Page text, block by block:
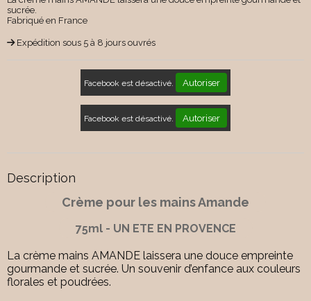
sucrée.
Fabriqué en France
Expédition sous 5 à 8 jours ouvrés
Facebook est désactivé. Autoriser
Facebook est désactivé. Autoriser
Description
Crème pour les mains Amande
75ml - UN ETE EN PROVENCE
La crème mains AMANDE laissera une douce empreinte
gourmande et sucrée. Un souvenir d’enfance aux couleurs
florales et poudrées.